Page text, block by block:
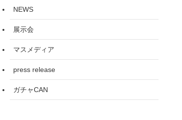
NEWS
展示会
マスメディア
press release
ガチャCAN